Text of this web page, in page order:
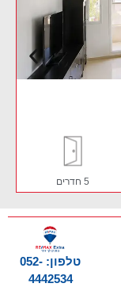
טלפון: 052-
4442534